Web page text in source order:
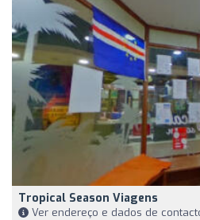
Tropical Season Viagens
Ver endereço e dados de